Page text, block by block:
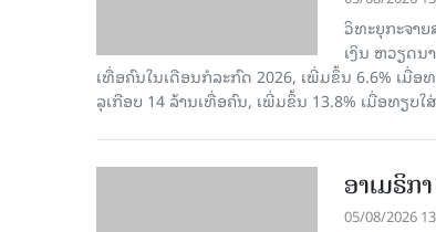
ວິທະຍຸກະຈາ
ເງິນ ຫວຽດ​ນ
ເທື່ອ​ຄົນ​ໃນ​ເດືອນ​ກໍ​ລະ​ກົດ 2026, ເພີ່ມ​ຂຶ້ນ 6.6% ເມື່
ລຸ​ເກືອບ 14 ລ້ານ​ເທື່ອ​ຄົນ, ເພີ່ມ​ຂຶ້ນ 13.8% ເມື່ອ​ທຽບ​ໃ
ອາເມຣິ
05/08/2026